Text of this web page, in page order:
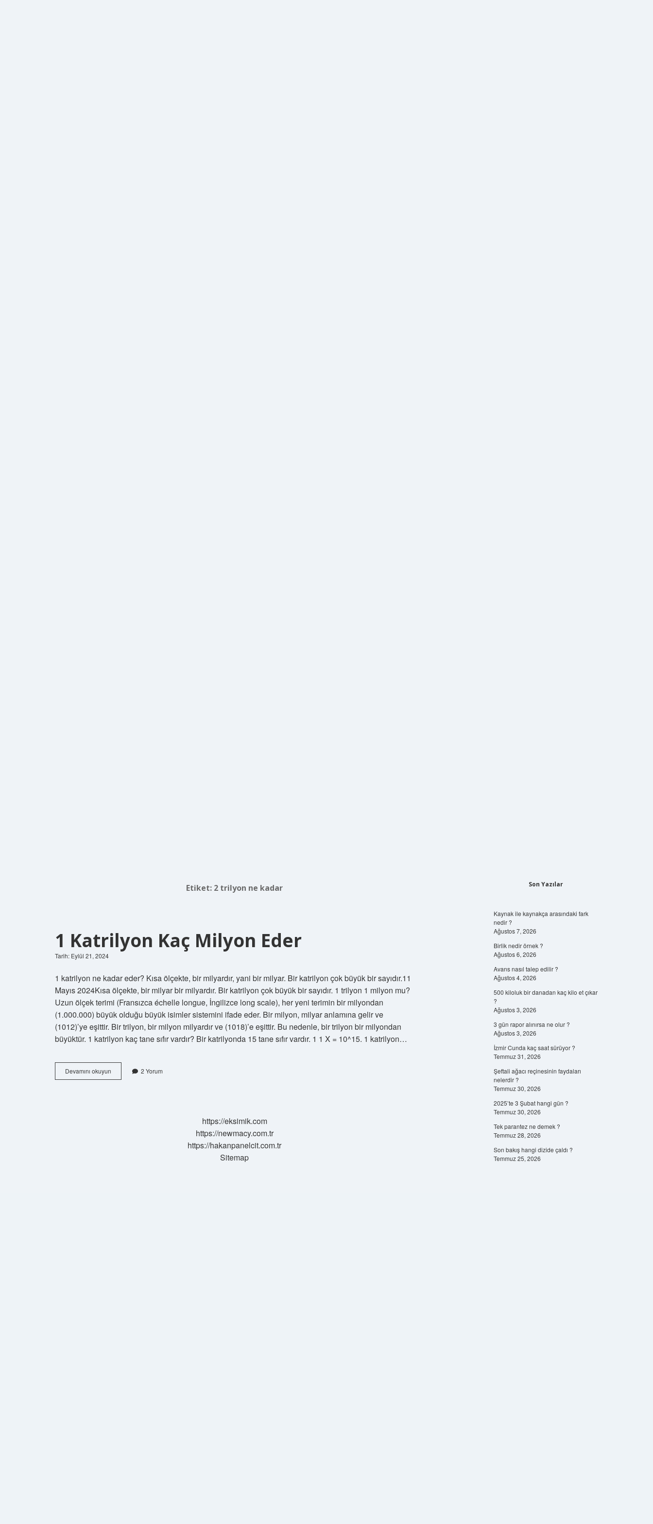
Etiket: 2 trilyon ne kadar
1 Katrilyon Kaç Milyon Eder
Tarih: Eylül 21, 2024
1 katrilyon ne kadar eder? Kısa ölçekte, bir milyardır, yani bir milyar. Bir katrilyon çok büyük bir sayıdır.11
Mayıs 2024Kısa ölçekte, bir milyar bir milyardır. Bir katrilyon çok büyük bir sayıdır. 1 trilyon 1 milyon mu?
Uzun ölçek terimi (Fransızca échelle longue, İngilizce long scale), her yeni terimin bir milyondan
(1.000.000) büyük olduğu büyük isimler sistemini ifade eder. Bir milyon, milyar anlamına gelir ve
(1012)’ye eşittir. Bir trilyon, bir milyon milyardır ve (1018)’e eşittir. Bu nedenle, bir trilyon bir milyondan
büyüktür. 1 katrilyon kaç tane sıfır vardır? Bir katrilyonda 15 tane sıfır vardır. 1 1 X = 10^15. 1 katrilyon…
Devamını okuyun
Katrilyon
2 Yorum
https://eksimik.com
https://newmacy.com.tr
https://hakanpanelcit.com.tr
Sitemap
Son Yazılar
Kaynak ile kaynakça arasındaki fark
nedir ?
Ağustos 7, 2026
Birlik nedir örnek ?
Ağustos 6, 2026
Avans nasıl talep edilir ?
Ağustos 4, 2026
500 kiloluk bir danadan kaç kilo et çıkar
?
Ağustos 3, 2026
3 gün rapor alınırsa ne olur ?
Ağustos 3, 2026
İzmir Cunda kaç saat sürüyor ?
Temmuz 31, 2026
Şeftali ağacı reçinesinin faydaları
nelerdir ?
Temmuz 30, 2026
2025’te 3 Şubat hangi gün ?
Temmuz 30, 2026
Tek parantez ne demek ?
Temmuz 28, 2026
Son bakış hangi dizide çaldı ?
Temmuz 25, 2026